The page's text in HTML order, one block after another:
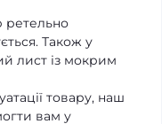
ретельно
Також у
лист із мокрим
товару, наш
вам у